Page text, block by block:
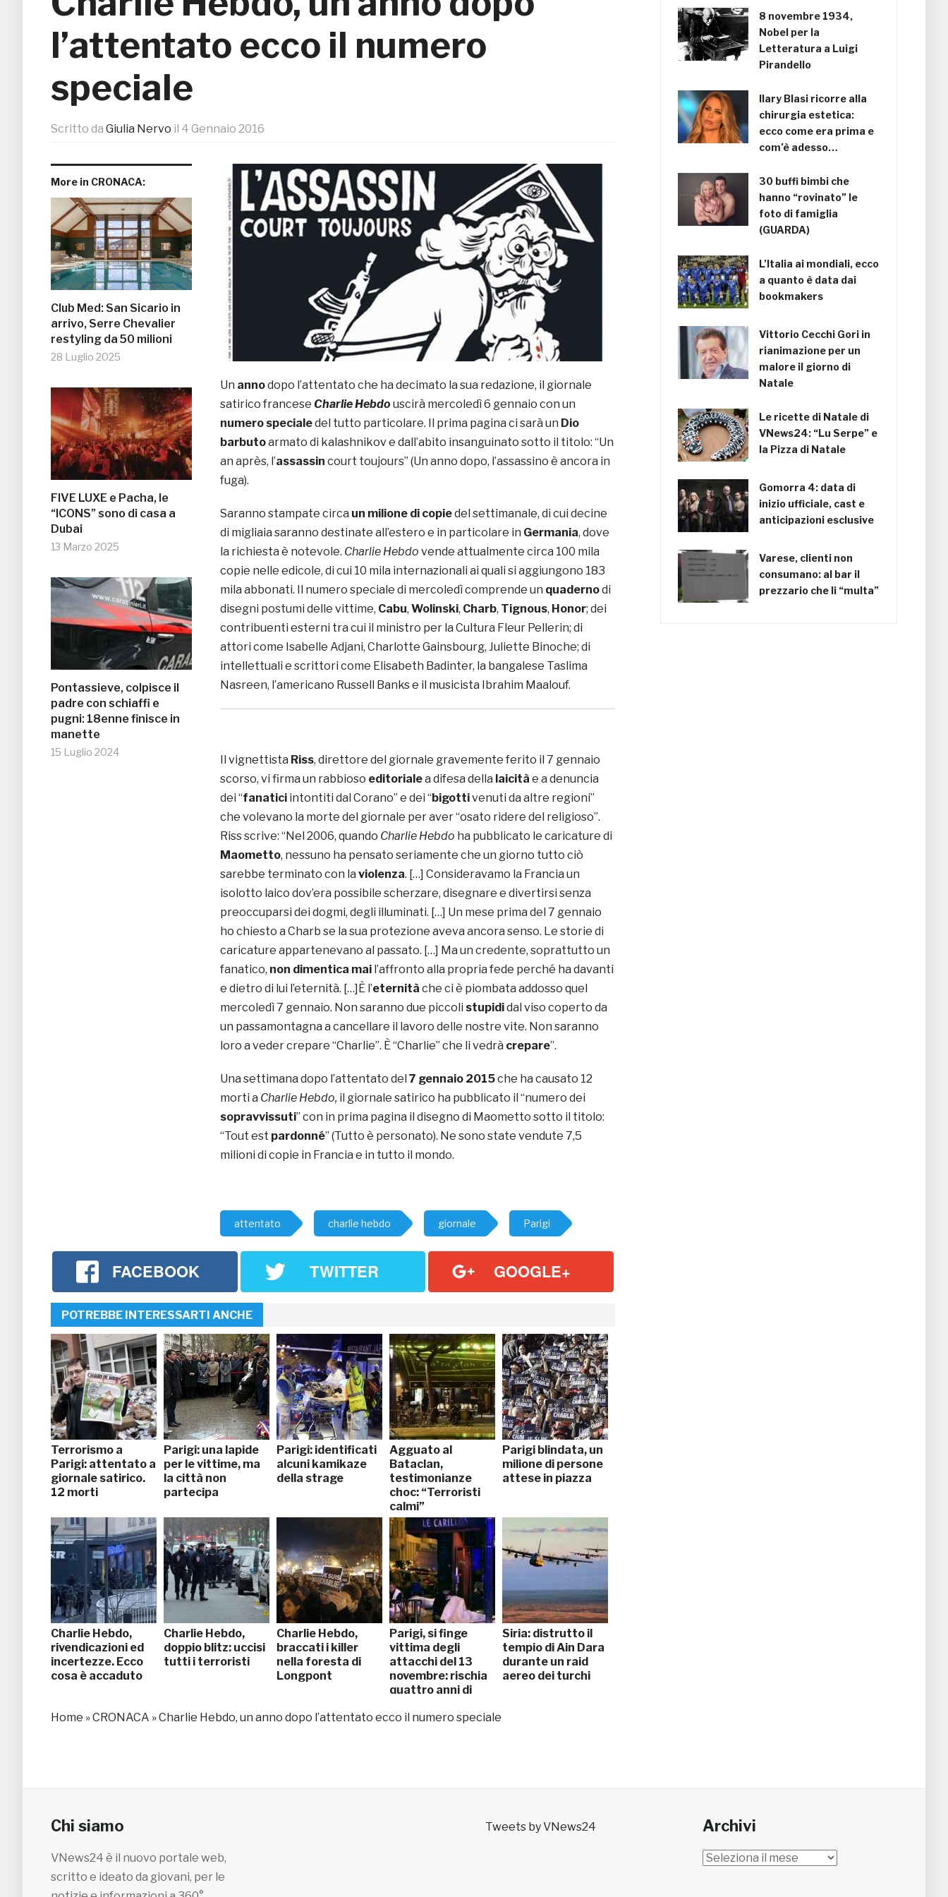
l’attentato ecco il numero
speciale
Scritto da Giulia Nervo il 4 Gennaio 2016
More in CRONACA:
Club Med: San Sicario in
arrivo, Serre Chevalier
restyling da 50 milioni
28 Luglio 2025
FIVE LUXE e Pacha, le
“ICONS” sono di casa a
Dubai
13 Marzo 2025
Pontassieve, colpisce il
padre con schiaffi e
pugni: 18enne finisce in
manette
15 Luglio 2024
Un annodopo l’attentato che ha decimato la sua redazione, il giornale
satirico francese Charlie Hebdo uscirà mercoledì 6 gennaio con un
numero specialedel tutto particolare. Il prima pagina ci sarà un Dio
barbutoarmato di kalashnikov e dall’abito insanguinato sotto il titolo: “Un
an après, l’assassin court toujours” (Un anno dopo, l’assassino è ancora in
fuga).
Saranno stampate circa un milione di copiedel settimanale, di cui decine
di migliaia saranno destinate all’estero e in particolare in Germania, dove
la richiesta è notevole. Charlie Hebdo vende attualmente circa 100 mila
copie nelle edicole, di cui 10 mila internazionali ai quali si aggiungono 183
mila abbonati. Il numero speciale di mercoledì comprende un quadernodi
disegni postumi delle vittime, Cabu, Wolinski, Charb, Tignous, Honor; dei
contribuenti esterni tra cui il ministro per la Cultura Fleur Pellerin; di
attori come Isabelle Adjani, Charlotte Gainsbourg, Juliette Binoche; di
intellettuali e scrittori come Elisabeth Badinter, la bangalese Taslima
Nasreen, l’americano Russell Banks e il musicista Ibrahim Maalouf.
Il vignettista Riss, direttore del giornale gravemente ferito il 7 gennaio
scorso, vi firma un rabbioso editorialea difesa della laicità e a denuncia
dei “fanatici intontiti dal Corano” e dei “bigottivenuti da altre regioni”
che volevano la morte del giornale per aver “osato ridere del religioso”.
Riss scrive: “Nel 2006, quando Charlie Hebdo ha pubblicato le caricature di
Maometto, nessuno ha pensato seriamente che un giorno tutto ciò
sarebbe terminato con la violenza. […] Consideravamo la Francia un
isolotto laico dov’era possibile scherzare, disegnare e divertirsi senza
preoccuparsi dei dogmi, degli illuminati. […] Un mese prima del 7 gennaio
ho chiesto a Charb se la sua protezione aveva ancora senso. Le storie di
caricature appartenevano al passato. […] Ma un credente, soprattutto un
fanatico, non dimentica mai l’affronto alla propria fede perché ha davanti
e dietro di lui l’eternità. […]È l’eternità che ci è piombata addosso quel
mercoledì 7 gennaio. Non saranno due piccoli stupididal viso coperto da
un passamontagna a cancellare il lavoro delle nostre vite. Non saranno
loro a veder crepare “Charlie”. È “Charlie” che li vedrà crepare”.
Una settimana dopo l’attentato del 7 gennaio 2015che ha causato 12
morti a Charlie Hebdo, il giornale satirico ha pubblicato il “numero dei
sopravvissuti” con in prima pagina il disegno di Maometto sotto il titolo:
“Tout est pardonné” (Tutto è personato). Ne sono state vendute 7,5
milioni di copie in Francia e in tutto il mondo.
attentato charlie hebdo giornale Parigi
FACEBOOK TWITTER GOOGLE+
POTREBBE INTERESSARTI ANCHE
Terrorismo a
Parigi: attentato a
giornale satirico.
12 morti
Parigi: una lapide
per le vittime, ma
la città non
partecipa
Parigi: identificati
alcuni kamikaze
della strage
Agguato al
Bataclan,
testimonianze
choc: “Terroristi
calmi”
Parigi blindata, un
milione di persone
attese in piazza
Charlie Hebdo,
rivendicazioni ed
incertezze. Ecco
cosa è accaduto
Charlie Hebdo,
doppio blitz: uccisi
tutti i terroristi
Charlie Hebdo,
braccati i killer
nella foresta di
Longpont
Parigi, si finge
vittima degli
attacchi del 13
novembre: rischia
quattro anni di
Siria: distrutto il
tempio di Ain Dara
durante un raid
aereo dei turchi
Home »CRONACA »Charlie Hebdo, un anno dopo l’attentato ecco il numero speciale
8 novembre 1934,
Nobel per la
Letteratura a Luigi
Pirandello
Ilary Blasi ricorre alla
chirurgia estetica:
ecco come era prima e
com’è adesso…
30 buffi bimbi che
hanno “rovinato” le
foto di famiglia
(GUARDA)
L’Italia ai mondiali, ecco
a quanto è data dai
bookmakers
Vittorio Cecchi Gori in
rianimazione per un
malore il giorno di
Natale
Le ricette di Natale di
VNews24: “Lu Serpe” e
la Pizza di Natale
Gomorra 4: data di
inizio ufficiale, cast e
anticipazioni esclusive
Varese, clienti non
consumano: al bar il
prezzario che li “multa”
Chi siamo
VNews24 è il nuovo portale web,
scritto e ideato da giovani, per le
Tweets by VNews24 Archivi
Archivi